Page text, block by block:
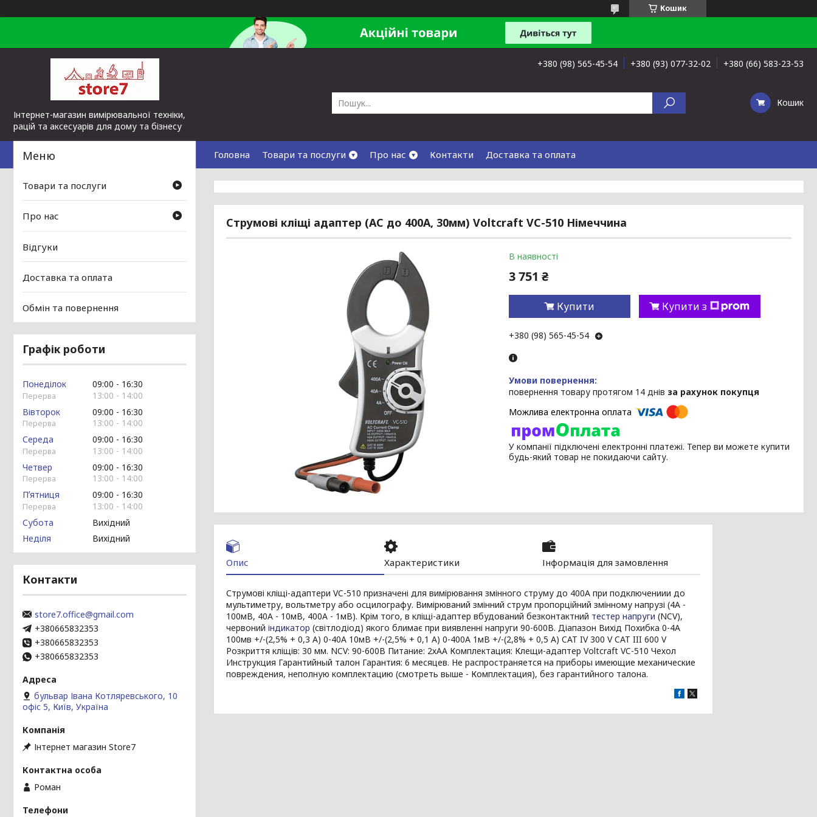
Кошик
Інтернет-магазин вимірювальної техніки,
рацій та аксесуарів для дому та бізнесу
+380 (98) 565-45-54 +380 (93) 077-32-02 +380 (66) 583-23-53
Кошик
Головна Товари та послуги Про нас Контакти Доставка та оплата
Струмові кліщі адаптер (AC до 400А, 30мм) Voltcraft VC-510 Німеччина
В наявності
3 751 ₴
Купити Купити з
+380 (98) 565-45-54
повернення товару протягом 14 днів за рахунок покупця
У компанії підключені електронні платежі. Тепер ви можете купити
будь-який товар не покидаючи сайту.
Опис Характеристики Інформація для замовлення
Струмові кліщі-адаптери VC-510 призначені для вимірювання змінного струму до 400А при подключениии до
мультиметру, вольтметру або осцилографу. Вимірюваний змінний струм пропорційний змінному напрузі (4A -
100мВ, 40A - 10мВ, 400A - 1мВ). Крім того, в кліщі-адаптер вбудований безконтактний тестер напруги (NCV),
червоний індикатор (світлодіод) якого блимає при виявленні напруги 90-600В. Діапазон Вихід Похибка 0-4A
100мв +/-(2,5% + 0,3 A) 0-40A 10мВ +/-(2,5% + 0,1 A) 0-400A 1мВ +/-(2,8% + 0,5 A) CAT IV 300 V CAT III 600 V
Розкриття кліщів: 30 мм. NCV: 90-600В Питание: 2хАА Комплектация: Клещи-адаптер Voltcraft VC-510 Чехол
Инструкция Гарантийный талон Гарантия: 6 месяцев. Не распространяется на приборы имеющие механические
повреждения, неполную комплектацию (смотреть выше - Комплектация), без гарантийного талона.
Товари та послуги
Про нас
Відгуки
Доставка та оплата
Обмін та повернення
Графік роботи
Понеділок 09:00
16:30
13:00
14:00
Вівторок
09:00
16:30
13:00
14:00
Середа
09:00
16:30
13:00
14:00
Четвер
09:00
16:30
13:00
14:00
Пʼятниця
09:00
16:30
13:00
14:00
Субота
Вихідний
Неділя
Вихідний
Контакти
store7.office@gmail.com
+380665832353
+380665832353
+380665832353
бульвар Івана Котляревського, 10
офіс 5, Київ, Україна
Інтернет магазин Store7
Роман